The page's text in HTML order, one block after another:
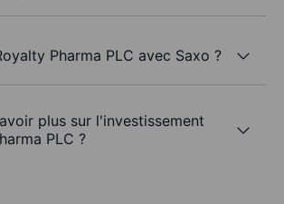
Pharma PLC avec Saxo ?
plus sur l'investissement
PLC ?